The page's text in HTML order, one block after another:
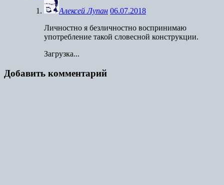
Алексей Лупан 06.07.2018
Личностно я безличностно воспринимаю
употребление такой словесной конструкции.
Загрузка...
Добавить комментарий